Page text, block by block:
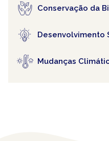
Conservação da
Desenvolvimento
Mudanças